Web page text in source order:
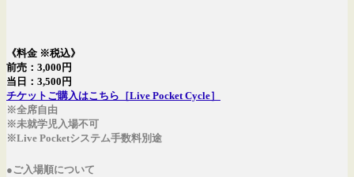
《料金 ※税込》
前売：3,000円
当日：3,500円
チケットご購入はこちら［Live Pocket Cycle］
※全席自由
※未就学児入場不可
※Live Pocketシステム手数料別途
●ご入場順について